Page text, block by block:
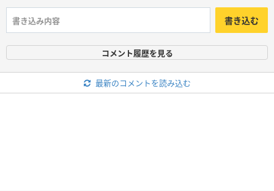
書き込む
コメント履歴を見る
最新のコメントを読み込む